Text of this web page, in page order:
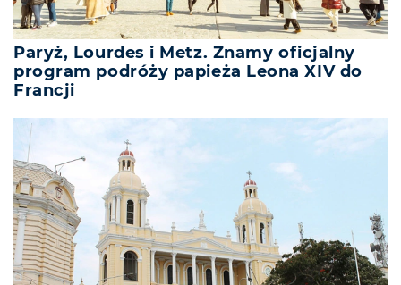
Paryż, Lourdes i Metz. Znamy oficjalny
program podróży papieża Leona XIV do
Francji